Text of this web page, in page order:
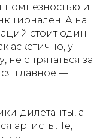
помпезностью и
А на
стоит один
аскетично, у
не спрятаться за
главное —
дилетанты, а
артисты. Те,